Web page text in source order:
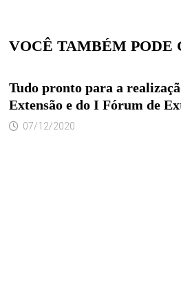
VOCÊ TAMBÉM PODE
Tudo pronto para a
Extensão e do I Fórum de
07/12/2020